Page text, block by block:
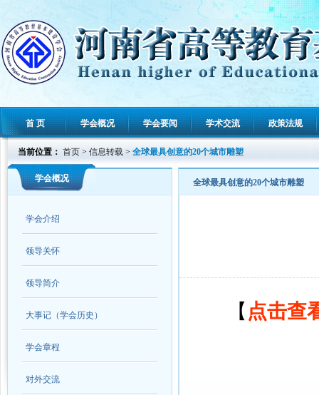
首 页 学会概况 学会要闻 学术交流 政策法规
当前位置： 首页 > 信息转载 > 全球最具创意的20个城市雕塑
学会概况
学会介绍
领导关怀
领导简介
大事记（学会历史）
学会章程
对外交流
全球最具创意的20个城市雕塑
【 点击查